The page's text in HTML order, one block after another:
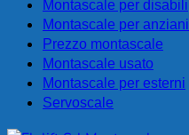
Montascale per disabili
Montascale per anziani
Prezzo montascale
Montascale usato
Montascale per esterni
Servoscale